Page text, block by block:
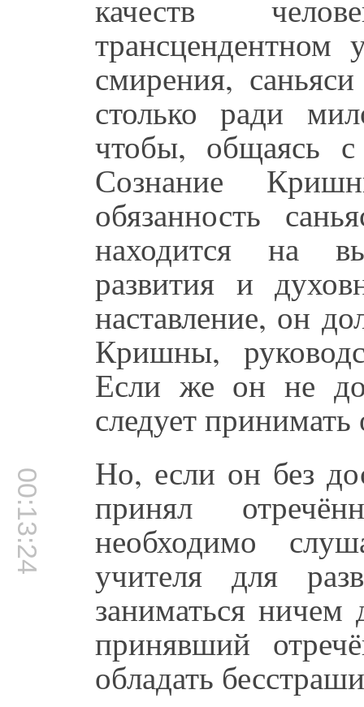
качеств
смирения,
столько ради
чтобы, общаясь с
Сознание
обязанность
находится на
развития и
наставление, он
Кришны,
Если же он не
следует
00:13:24 Но, если он без
принял
необходимо
учителя для
заниматься
принявший
обладать